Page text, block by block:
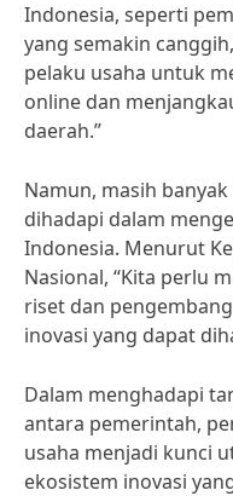
Indonesia, seperti
yang semakin
pelaku usaha untuk
online dan
daerah.”
Namun, masih
dihadapi dalam
Indonesia. Menurut
Nasional, “Kita perlu
riset dan
inovasi yang dapat
Dalam menghadapi
antara pemerintah,
usaha menjadi kunci
ekosistem inovasi